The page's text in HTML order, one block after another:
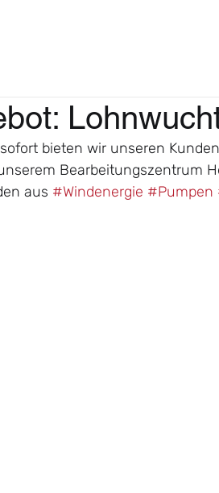
bieten wir unseren
Bearbeitungszentrum
aus #Windenergie #Pumpen